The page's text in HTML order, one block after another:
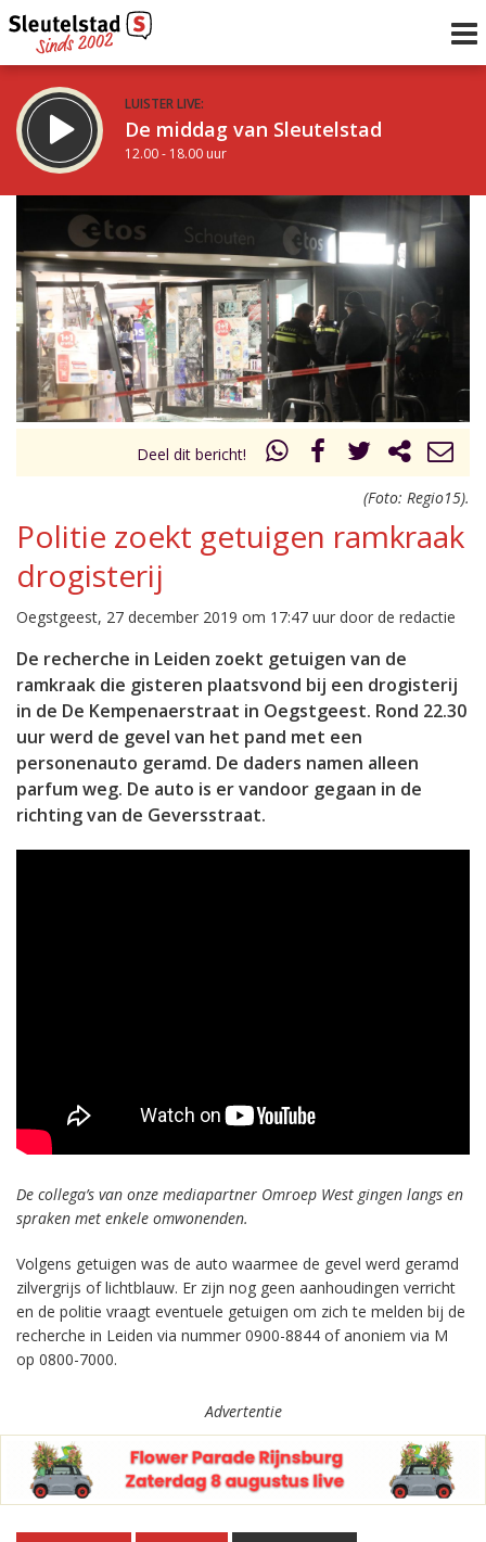
LUISTER LIVE:
De middag van Sleutelstad
12.00 - 18.00 uur
De vrijdagavond met Keanu
18.00 - 19.00 uur
Vorig uur
uur 1 van 0 Volgend uur
Inklappen
Deel dit bericht!
(Foto: Regio15).
Politie zoekt getuigen ramkraak
drogisterij
Oegstgeest, 27 december 2019 om 17:47 uur door de redactie
De recherche in Leiden zoekt getuigen van de
ramkraak die gisteren plaatsvond bij een drogisterij
in de De Kempenaerstraat in Oegstgeest. Rond 22.30
uur werd de gevel van het pand met een
personenauto geramd. De daders namen alleen
parfum weg. De auto is er vandoor gegaan in de
richting van de Geversstraat.
De collega’s van onze mediapartner Omroep West gingen langs en
spraken met enkele omwonenden.
Volgens getuigen was de auto waarmee de gevel werd geramd
zilvergrijs of lichtblauw. Er zijn nog geen aanhoudingen verricht
en de politie vraagt eventuele getuigen om zich te melden bij de
recherche in Leiden via nummer 0900-8844 of anoniem via M
op 0800-7000.
Advertentie